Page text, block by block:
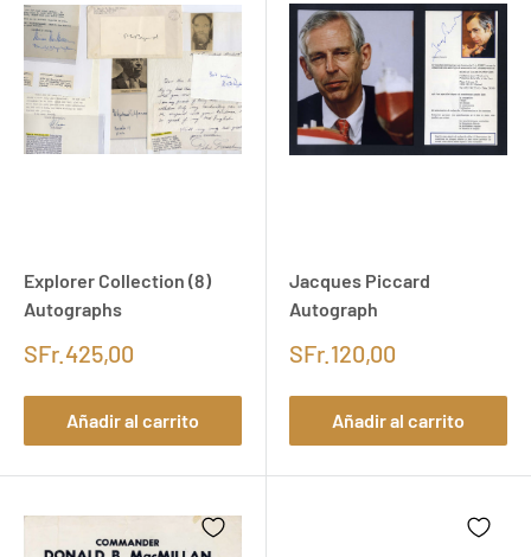
Explorer Collection (8)
Autographs
SFr.425,00
Añadir al carrito
Jacques Piccard
Autograph
SFr.120,00
Añadir al carrito